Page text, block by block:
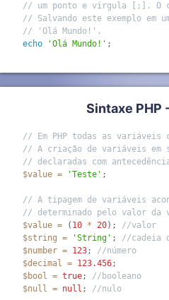
// um ponto e vírgula [;]. O
// Salvando este exemplo em
// 'Olá Mundo!'.
echo
'Olá Mundo!' ;
Sintaxe PHP
// Em PHP todas as variáveis
// A criação de variáveis em
// declaradas com
$value = 'Teste' ;
// A tipagem de variáveis
// determinado pelo valor da
$value = ( 10 * 20) ;
//valor
$string = 'String' ;
//cadeia
$number = 123;
//número
$decimal = 123.456;
$bool = true;
//booleano
$null = null ; //nulo